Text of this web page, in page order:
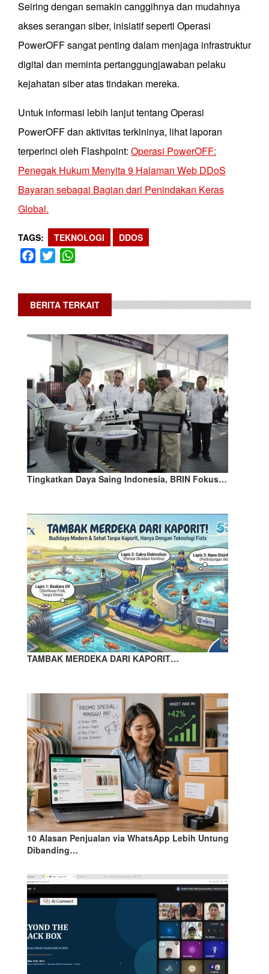
Seiring dengan semakin canggihnya dan mudahnya
akses serangan siber, inisiatif seperti Operasi
PowerOFF sangat penting dalam menjaga infrastruktur
digital dan meminta pertanggungjawaban pelaku
kejahatan siber atas tindakan mereka.
Untuk informasi lebih lanjut tentang Operasi
PowerOFF dan aktivitas terkininya, lihat laporan
terperinci oleh Flashpoint: Operasi PowerOFF:
Penegak Hukum Menyita 9 Halaman Web DDoS
Bayaran sebagai Bagian dari Penindakan Keras
Global.
TAGS TEKNOLOGI DDOS
Facebook
Twitter
BERITA TERKAIT
Tingkatkan Daya Saing Indonesia, BRIN Fokus…
TAMBAK MERDEKA DARI KAPORIT…
10 Alasan Penjualan via WhatsApp Lebih Untung
Dibanding…